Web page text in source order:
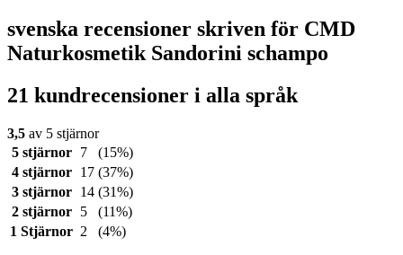
svenska recensioner skriven för CMD
Naturkosmetik Sandorini schampo
21 kundrecensioner i alla språk
3,5 av 5 stjärnor
5 stjärnor
7
(15%)
4 stjärnor
17 (37%)
3 stjärnor
14 (31%)
2 stjärnor
5
(11%)
1 Stjärnor 2 (4%)